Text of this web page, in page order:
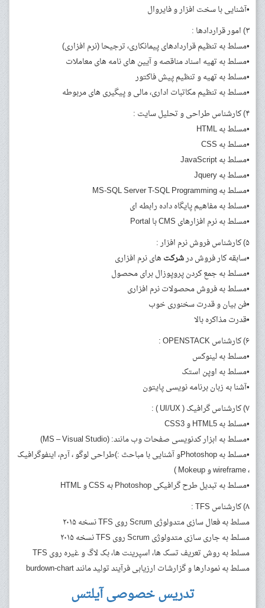
•آشنایی با سخت افزار و فایروال
۳) امور قراردادها :
•مسلط به تنظیم قراردادهای پیمانکاری، ترجیحا (نرم افزاری)
•مسلط به تهیه اسناد مناقصه و آیین های نامه های معاملات
•مسلط به تهیه و تنظیم پیش فاکتور
•مسلط به تنظیم مکاتبات اداری، مالی و پیگیری های مربوطه
۴) کارشناس طراحی و تحلیل سایت :
•مسلط به HTML
•مسلط به CSS
•مسلط به JavaScript
•مسلط به Jquery
•مسلط به MS-SQL Server T-SQL Programming
•مسلط به مفاهیم پایگاه داده رابطه ای
•مسلط به نرم افزارهای CMS با Portal
۵) کارشناس فروش نرم افزار :
•سابقه کار فروش درشرکت های نرم افزاری
•مسلط به جمع کردن پروپوزال برای محصول
•مسلط به فروش محصولات نرم افزاری
•فن بیان و قدرت سخنوری خوب
•قدرت مذاکره بالا
۶) کارشناس OPENSTACK :
•مسلط به لینوکس
•مسلط به اوپن استک
•آشنا به زبان برنامه نویسی پایتون
۷) کارشناس گرافیک ( UI/UX ) :
•مسلط به HTML5 و CSS3
•مسلط به ابزار کدنویسی صفحات وب مانند: (MS – Visual Studio)
•مسلط به Photoshopو آشنایی با مباحث :)طراحی لوگو ، آرم، اینفوگرافیک
، wireframe و Mokeup )
•مسلط به تبدیل طرح گرافیکی Photoshop به CSS و HTML
۸) کارشناس TFS :
مسلط به فعال سازی متدولوژی Scrum روی TFS نسخه ۲۰۱۵
مسلط به جاری سازی متدولوژی Scrum روی TFS نسخه ۲۰۱۵
مسلط به روش تعریف تسک ها، اسپرینت ها، بک لاگ و غیره روی TFS
مسلط به نمودارها و گزارشات ارزیابی فرآیند تولید مانند burdown-chart
تدریس خصوصی آیلتس